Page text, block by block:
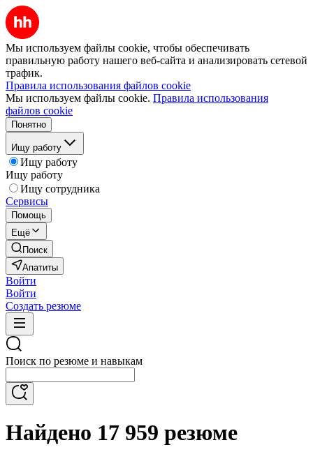
Мы используем файлы cookie, чтобы обеспечивать
правильную работу нашего веб-сайта и анализировать сетевой
трафик.
Правила использования файлов cookie
Мы используем файлы cookie. Правила использования
файлов cookie
Понятно
Ищу работу
Ищу работу
Ищу работу
Ищу сотрудника
Сервисы
Помощь
Ещё
Поиск
Апатиты
Войти
Войти
Создать резюме
Поиск по резюме и навыкам
Найдено 17 959 резюме